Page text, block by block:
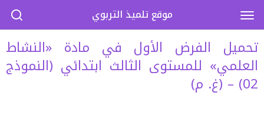
تحميل الفرض الأول في مادة «النشاط
العلمي» للمستوى الثالث ابتدائي (النموذج
02) – (غ. م)
موقع تلميذ التربوي